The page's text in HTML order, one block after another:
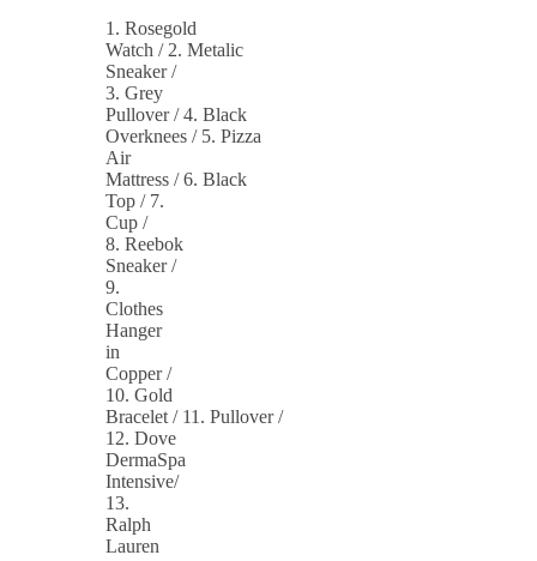
1. Rosegold
Watch / 2. Metalic
Sneaker /
3. Grey
Pullover / 4. Black
Overknees / 5. Pizza
Air
Mattress / 6. Black
Top / 7.
Cup /
8. Reebok
Sneaker /
9.
Clothes
Hanger
in
Copper /
10. Gold
Bracelet / 11. Pullover /
12. Dove
DermaSpa
Intensive/
13.
Ralph
Lauren